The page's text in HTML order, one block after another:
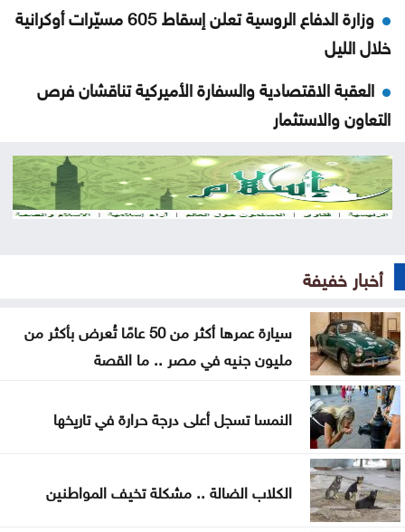
وزارة الدفاع الروسية تعلن إسقاط 605 مسيّرات أوكرانية
خلال الليل
العقبة الاقتصادية والسفارة الأميركية تناقشان فرص
التعاون والاستثمار
رئيس وزراء باكستان وقائد الجيش يزوران السعودية
الخميس
الاحتياطيات الأجنبية ترتفع في الأردن إلى 26.6 مليار
دولار لنهاية تموز
الاحتلال يواصل اقتحام مخيم قلنديا وسط هدم وتشديد
للإجراءات العسكرية
الجيش يعلن فتح باب التجنيد لحملة بكالوريوس الحقوق
والقانون
أخبار خفيفة
سيارة عمرها أكثر من 50 عامًا تُعرض بأكثر من
مليون جنيه في مصر .. ما القصة
النمسا تسجل أعلى درجة حرارة في تاريخها
الكلاب الضالة .. مشكلة تخيف المواطنين